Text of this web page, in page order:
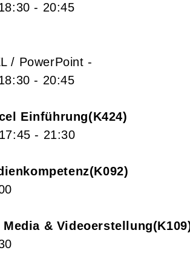
- 20:45
/ PowerPoint -
- 20:45
Einführung K424
17:45 - 21:30
K092
& Videoerstellung K109